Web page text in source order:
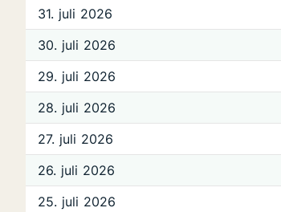
31. juli 2026
30. juli 2026
29. juli 2026
28. juli 2026
27. juli 2026
26. juli 2026
25. juli 2026